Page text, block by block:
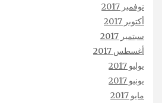
نوفمبر 2017
أكتوبر 2017
سبتمبر 2017
أغسطس 2017
يوليو 2017
يونيو 2017
مايو 2017